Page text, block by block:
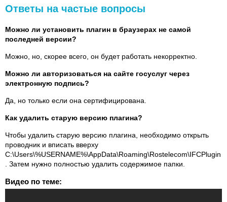
Ответы на частые вопросы
Можно ли установить плагин в браузерах не самой
последней версии?
Можно, но, скорее всего, он будет работать некорректно.
Можно ли авторизоваться на сайте госуслуг через
электронную подпись?
Да, но только если она сертифицирована.
Как удалить старую версию плагина?
Чтобы удалить старую версию плагина, необходимо открыть
проводник и вписать вверху
C:\Users\%USERNAME%\AppData\Roaming\Rostelecom\IFCPlugin
. Затем нужно полностью удалить содержимое папки.
Видео по теме: